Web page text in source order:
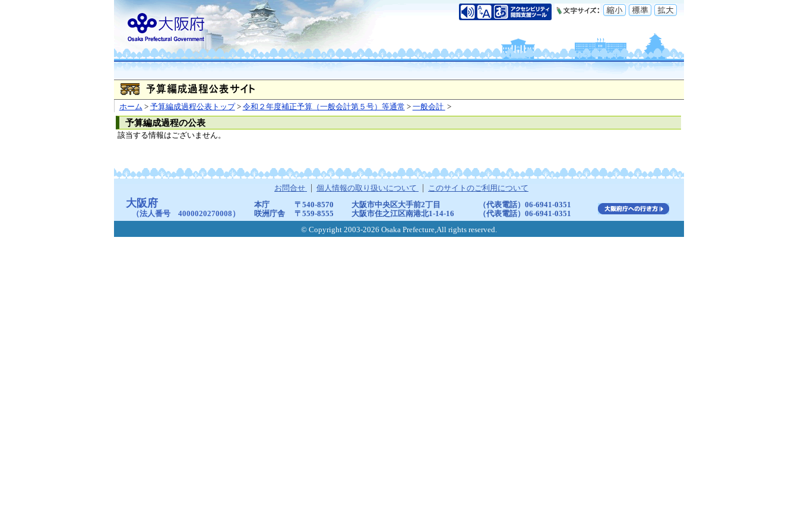
ホーム > 予算編成過程公表トップ> 令和２年度補正予算（一般会計第５号）等通常 > 一般会計 >
予算編成過程の公表
該当する情報はございません。
お問合せ 個人情報の取り扱いについて このサイトのご利用について
大阪府
（法人番号 4000020270008）
本庁 〒540-8570 大阪市中央区大手前2丁目
（代表電話）06-6941-0351
咲洲庁舎
〒559-8555 大阪市住之江区南港北1-14-16
（代表電話）06-6941-0351
© Copyright 2003-2026 Osaka Prefecture,All rights reserved.